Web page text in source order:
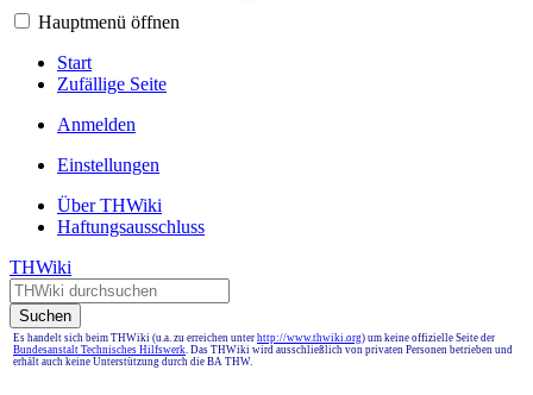
Hauptmenü öffnen
Start
Zufällige Seite
Anmelden
Einstellungen
Über THWiki
Haftungsausschluss
THWiki
Suchen
Es handelt sich beim THWiki (u.a. zu erreichen unter http://www.thwiki.org) um keine offizielle Seite der
Bundesanstalt Technisches Hilfswerk. Das THWiki wird ausschließlich von privaten Personen betrieben und
erhält auch keine Unterstützung durch die BA THW.